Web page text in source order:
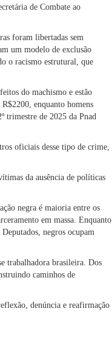
de Combate ao
foram libertadas sem
um modelo de exclusão
o racismo estrutural, que
do machismo e estão
enquanto homens
trimestre de 2025 da Pnad
oficiais desse tipo de crime,
da ausência de políticas
negra é maioria entre os
em massa. Enquanto
negros ocupam
trabalhadora brasileira. Dos
caminhos de
denúncia e reafirmação